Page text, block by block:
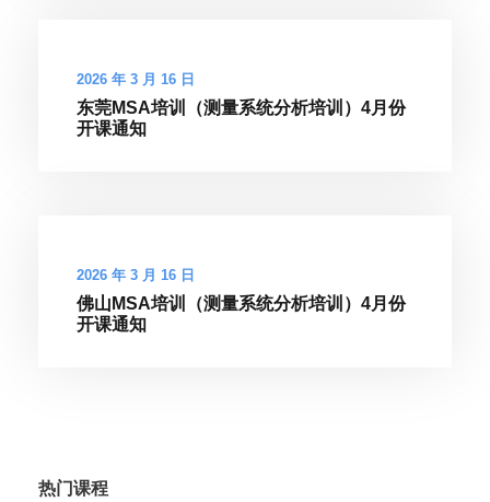
2026 年 3 月 16 日
东莞MSA培训（测量系统分析培训）4月份
开课通知
2026 年 3 月 16 日
佛山MSA培训（测量系统分析培训）4月份
开课通知
热门课程